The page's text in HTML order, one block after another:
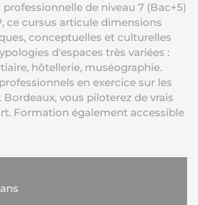
de niveau 7 (Bac+5)
ce cursus articule dimensions
conceptuelles et culturelles
d'espaces très variées :
hôtellerie, muséographie.
en exercice sur les
vous piloterez de vrais
Formation également accessible